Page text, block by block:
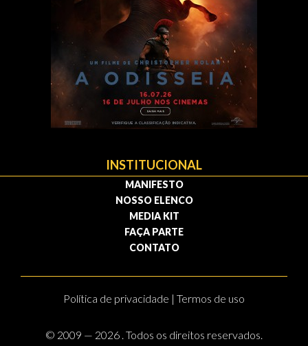
INSTITUCIONAL
MANIFESTO
NOSSO ELENCO
MEDIA KIT
FAÇA PARTE
CONTATO
Política de privacidade | Termos de uso
© 2009 — 2026 . Todos os direitos reservados.